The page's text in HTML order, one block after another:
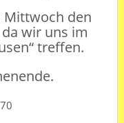
Mittwoch den
wir uns im
treffen.
70